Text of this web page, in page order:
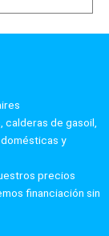
de gasoil,
y
precios
financiación sin